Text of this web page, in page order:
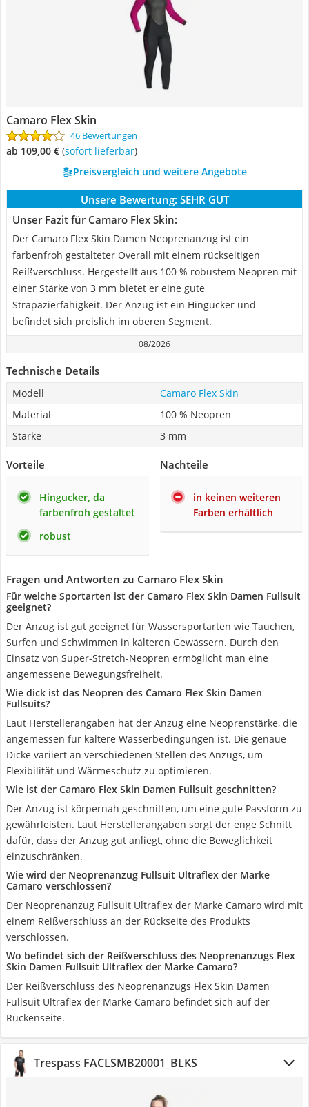
Camaro Flex Skin
46 Bewertungen
ab 109,00 € ( Sofort lieferbar)
Preisvergleich und weitere Angebote
Unsere Bewertung: SEHR GUT
Unser Fazit für Camaro Flex Skin:
Der Camaro Flex Skin Damen Neoprenanzug ist ein
farbenfroh gestalteter Overall mit einem rückseitigen
Reißverschluss. Hergestellt aus 100 % robustem Neopren mit
einer Stärke von 3 mm bietet er eine gute
Strapazierfähigkeit. Der Anzug ist ein Hingucker und
befindet sich preislich im oberen Segment.
08/2026
Technische Details
Modell
Camaro Flex Skin
Material
100 % Neopren
Stärke
3 mm
Vorteile
Hingucker, da
farbenfroh gestaltet
robust
Nachteile
in keinen weiteren
Farben erhältlich
Fragen und Antworten zu Camaro Flex Skin
Für welche Sportarten ist der Camaro Flex Skin Damen Fullsuit
geeignet?
Der Anzug ist gut geeignet für Wassersportarten wie Tauchen,
Surfen und Schwimmen in kälteren Gewässern. Durch den
Einsatz von Super-Stretch-Neopren ermöglicht man eine
angemessene Bewegungsfreiheit.
Wie dick ist das Neopren des Camaro Flex Skin Damen
Fullsuits?
Laut Herstellerangaben hat der Anzug eine Neoprenstärke, die
angemessen für kältere Wasserbedingungen ist. Die genaue
Dicke variiert an verschiedenen Stellen des Anzugs, um
Flexibilität und Wärmeschutz zu optimieren.
Wie ist der Camaro Flex Skin Damen Fullsuit geschnitten?
Der Anzug ist körpernah geschnitten, um eine gute Passform zu
gewährleisten. Laut Herstellerangaben sorgt der enge Schnitt
dafür, dass der Anzug gut anliegt, ohne die Beweglichkeit
einzuschränken.
Wie wird der Neoprenanzug Fullsuit Ultraflex der Marke
Camaro verschlossen?
Der Neoprenanzug Fullsuit Ultraflex der Marke Camaro wird mit
einem Reißverschluss an der Rückseite des Produkts
verschlossen.
Wo befindet sich der Reißverschluss des Neoprenanzugs Flex
Skin Damen Fullsuit Ultraflex der Marke Camaro?
Der Reißverschluss des Neoprenanzugs Flex Skin Damen
Fullsuit Ultraflex der Marke Camaro befindet sich auf der
Rückenseite.
Trespass FACLSMB20001_BLKS